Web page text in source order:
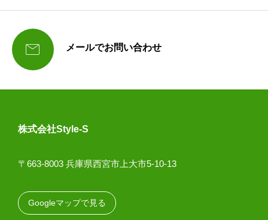
 メールでお問い合わせ
株式会社Style-S
〒663-8003 兵庫県西宮市上大市5-10-13
Googleマップで見る